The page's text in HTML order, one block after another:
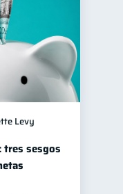
Levy
tres sesgos